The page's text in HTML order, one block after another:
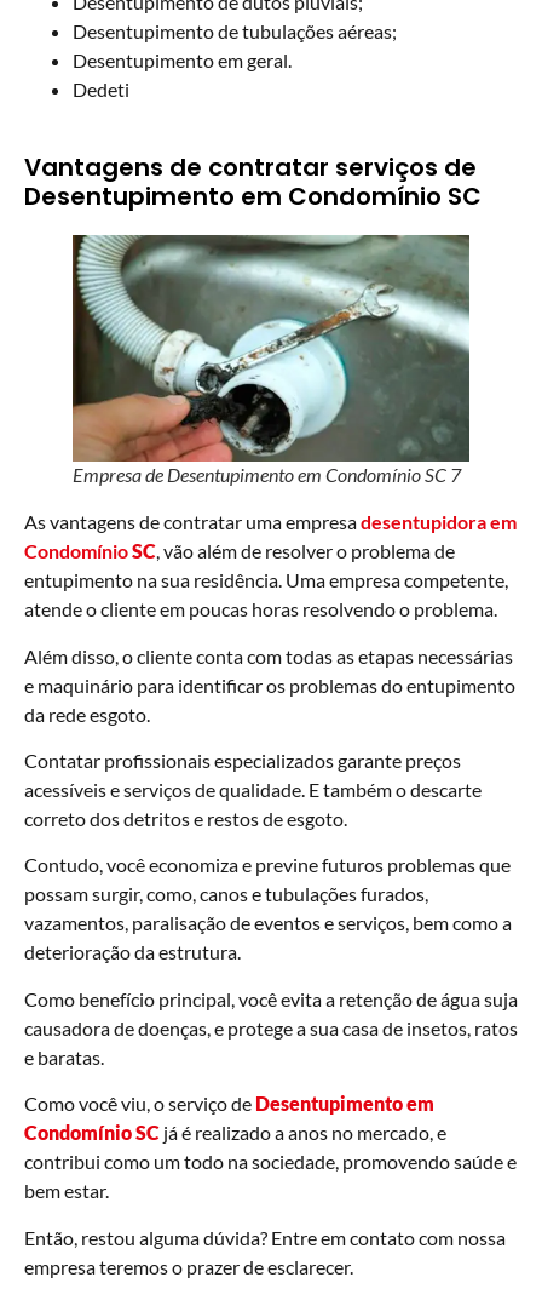
Desentupimento de tubulações aéreas;
Desentupimento em geral.
Dedeti
Vantagens de contratar serviços de
Desentupimento em Condomínio SC
Empresa de Desentupimento em Condomínio SC 7
As vantagens de contratar uma empresadesentupidoraem
CondomínioSC, vão além de resolver o problema de
entupimento na sua residência. Uma empresa competente,
atende o cliente em poucas horas resolvendo o problema.
Além disso, o cliente conta com todas as etapas necessárias
e maquinário para identificar os problemas do entupimento
da rede esgoto.
Contatar profissionais especializados garante preços
acessíveis e serviços de qualidade. E também o descarte
correto dos detritos e restos de esgoto.
Contudo, você economiza e previne futuros problemas que
possam surgir, como, canos e tubulações furados,
vazamentos, paralisação de eventos e serviços, bem como a
deterioração da estrutura.
Como benefício principal, você evita a retenção de água suja
causadora de doenças, e protege a sua casa de insetos, ratos
e baratas.
Como você viu, o serviço de Desentupimentoem
Condomínio SC já é realizado a anos no mercado, e
contribui como um todo na sociedade, promovendo saúde e
bem estar.
Então, restou alguma dúvida? Entre em contato com nossa
empresa teremos o prazer de esclarecer.